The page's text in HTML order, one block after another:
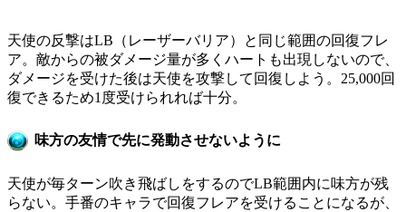
天使の反撃はLB（レーザーバリア）と同じ範囲の回復フレ
ア。敵からの被ダメージ量が多くハートも出現しないので、
ダメージを受けた後は天使を攻撃して回復しよう。25,000回
復できるため1度受けられれば十分。
味方の友情で先に発動させないように
天使が毎ターン吹き飛ばしをするのでLB範囲内に味方が残
らない。手番のキャラで回復フレアを受けることになるが、